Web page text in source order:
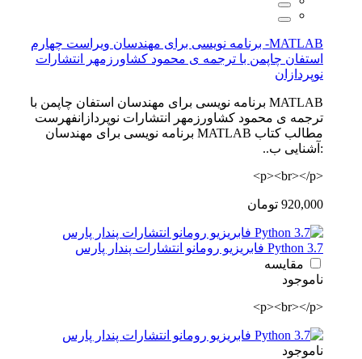
MATLAB- برنامه نویسی برای مهندسان ویراست چهارم
استفان چاپمن با ترجمه ی محمود کشاورزمهر انتشارات
نوپردازان
MATLAB برنامه نویسی برای مهندسان استفان چاپمن با
ترجمه ی محمود کشاورزمهر انتشارات نوپردازانفهرست
مطالب کتاب MATLAB برنامه نویسی برای مهندسان
:آشنایی ب..
<p><br></p>
920,000 تومان
Python 3.7 فابریزیو رومانو انتشارات پندار پارس
مقایسه
ناموجود
<p><br></p>
ناموجود